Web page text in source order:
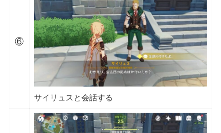
⑥
サイリュスと会話する